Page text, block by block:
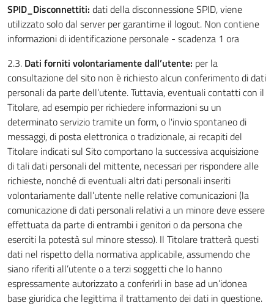
SPID_Disconnettiti: dati della disconnessione SPID, viene
utilizzato solo dal server per garantirne il logout. Non contiene
informazioni di identificazione personale - scadenza 1 ora
2.3. Dati forniti volontariamente dall’utente: per la
consultazione del sito non è richiesto alcun conferimento di dati
personali da parte dell’utente. Tuttavia, eventuali contatti con il
Titolare, ad esempio per richiedere informazioni su un
determinato servizio tramite un form, o l'invio spontaneo di
messaggi, di posta elettronica o tradizionale, ai recapiti del
Titolare indicati sul Sito comportano la successiva acquisizione
di tali dati personali del mittente, necessari per rispondere alle
richieste, nonché di eventuali altri dati personali inseriti
volontariamente dall’utente nelle relative comunicazioni (la
comunicazione di dati personali relativi a un minore deve essere
effettuata da parte di entrambi i genitori o da persona che
eserciti la potestà sul minore stesso). Il Titolare tratterà questi
dati nel rispetto della normativa applicabile, assumendo che
siano riferiti all’utente o a terzi soggetti che lo hanno
espressamente autorizzato a conferirli in base ad un’idonea
base giuridica che legittima il trattamento dei dati in questione.